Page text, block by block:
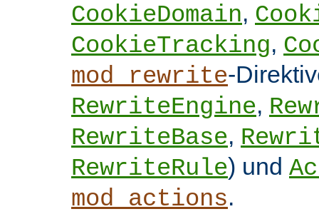
CookieDomain,
CookieTracking,
mod_rewrite-
RewriteEngine,
RewriteBase,
RewriteRule) und
mod_actions.